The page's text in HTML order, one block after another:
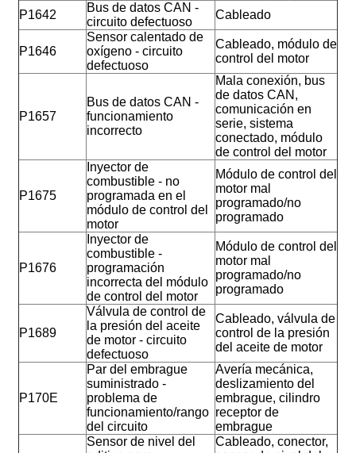
P1642
Bus de datos CAN -
circuito defectuoso
Cableado
P1646
Sensor calentado de
oxígeno - circuito
defectuoso
Cableado, módulo de
control del motor
P1657
Bus de datos CAN -
funcionamiento
incorrecto
Mala conexión, bus
de datos CAN,
comunicación en
serie, sistema
conectado, módulo
de control del motor
P1675
Inyector de
combustible - no
programada en el
módulo de control del
motor
Módulo de control del
motor mal
programado/no
programado
P1676
Inyector de
combustible -
programación
incorrecta del módulo
de control del motor
Módulo de control del
motor mal
programado/no
programado
P1689
Válvula de control de
la presión del aceite
de motor - circuito
defectuoso
Cableado, válvula de
control de la presión
del aceite de motor
P170E
Par del embrague
suministrado -
problema de
funcionamiento/rango
del circuito
Avería mecánica,
deslizamiento del
embrague, cilindro
receptor de
embrague
Sensor de nivel del
Cableado, conector,